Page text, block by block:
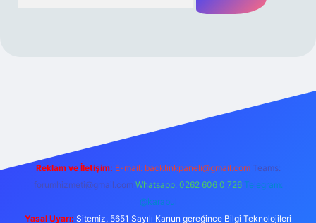
m elexbet
Reklam ve İletişim: E-mail: backlinkpaneli@gmail.com Teams:
forumhizmeti@gmail.com Whatsapp: 0262 606 0 726 Telegram:
@karabul
Yasal Uyarı: Sitemiz, 5651 Sayılı Kanun gereğince Bilgi Teknolojileri